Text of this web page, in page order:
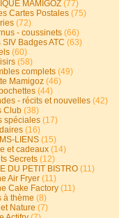
MAMIGOZ (77)
Cartes Postales (75)
(72)
- coussinets (66)
Badges ATC (63)
(60)
(58)
complets (49)
Mamigoz (46)
(44)
- récits et nouvelles (42)
Club (38)
spéciales (17)
(16)
LIENS (15)
et cadeaux (14)
Secrets (12)
DU PETIT BISTRO (11)
Air Fryer (11)
Cake Factory (11)
à thème (8)
Nature (7)